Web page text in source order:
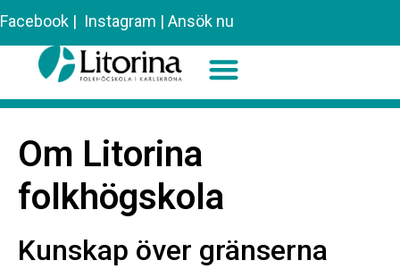
Facebook | Instagram | Ansök nu
Om Litorina
folkhögskola
Kunskap över gränserna